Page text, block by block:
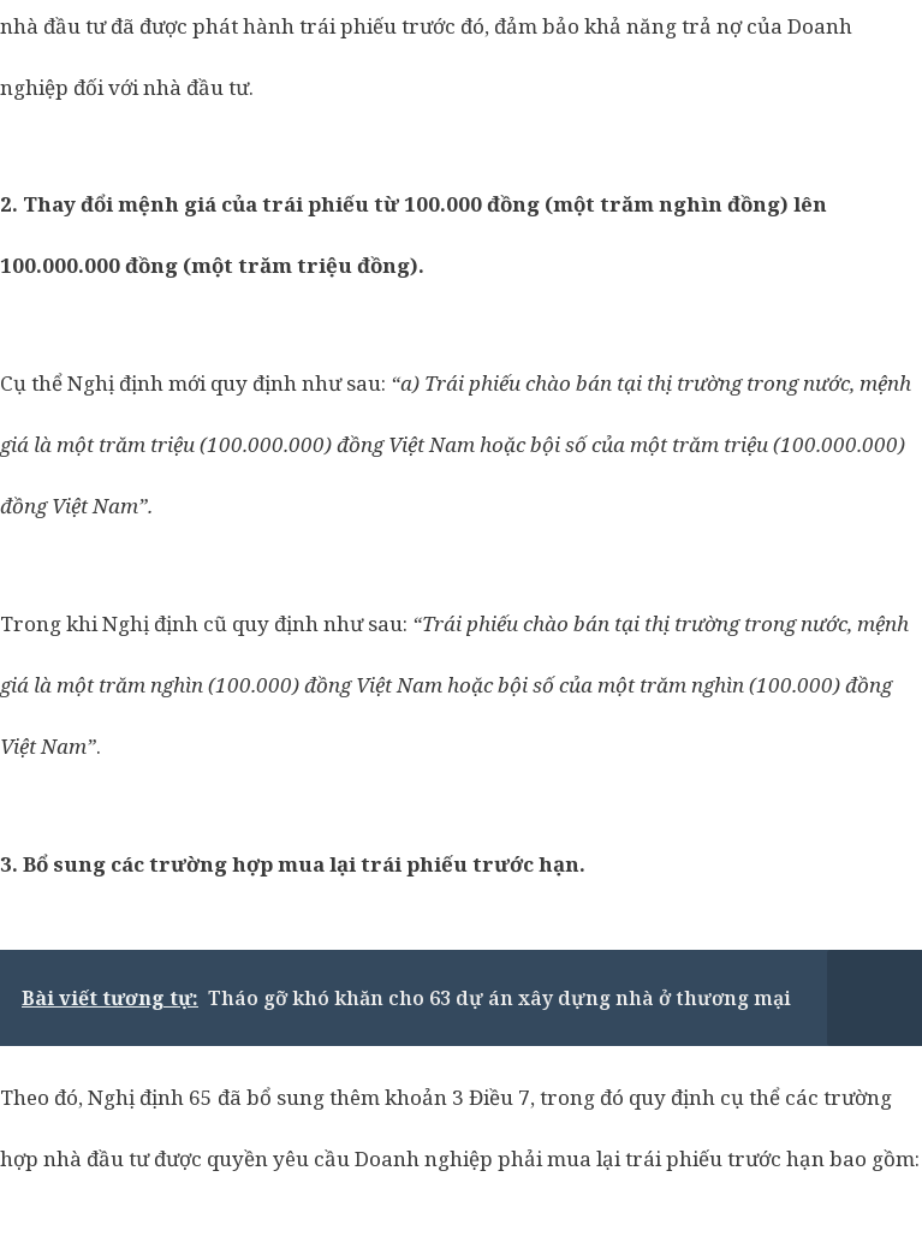
nhà đầu tư đã được phát hành trái phiếu trước đó, đảm bảo khả năng trả nợ của Doanh
nghiệp đối với nhà đầu tư.
2. Thay đổi mệnh giá của trái phiếu từ 100.000 đồng (một trăm nghìn đồng) lên
100.000.000 đồng (một trăm triệu đồng).
Cụ thể Nghị định mới quy định như sau: “a) Trái phiếu chào bán tại thị trường trong nước, mệnh
giá là một trăm triệu (100.000.000) đồng Việt Nam hoặc bội số của một trăm triệu (100.000.000)
đồng Việt Nam”.
Trong khi Nghị định cũ quy định như sau: “Trái phiếu chào bán tại thị trường trong nước, mệnh
giá là một trăm nghìn (100.000) đồng Việt Nam hoặc bội số của một trăm nghìn (100.000) đồng
Việt Nam”.
3. Bổ sung các trường hợp mua lại trái phiếu trước hạn.
Bài viết tương tự: Tháo gỡ khó khăn cho 63 dự án xây dựng nhà ở thương mại
Theo đó, Nghị định 65 đã bổ sung thêm khoản 3 Điều 7, trong đó quy định cụ thể các trường
hợp nhà đầu tư được quyền yêu cầu Doanh nghiệp phải mua lại trái phiếu trước hạn bao gồm: